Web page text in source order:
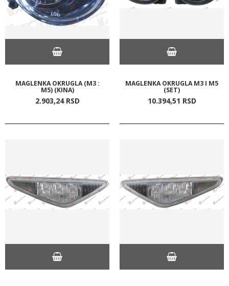
MAGLENKA OKRUGLA (M3 :
M5) (KINA)
2.903,24 RSD
MAGLENKA OKRUGLA M3 I M5
(SET)
10.394,51 RSD